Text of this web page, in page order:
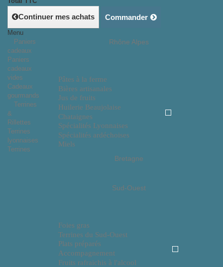
Continuer mes achats Commander
Rhône Alpes
Pâtes à la ferme
Bières artisanales
Jus de fruits
Huilerie Beaujolaise
Chataignes
Spécialités Lyonnaises
Spécialités ardéchoises
Miels
Bretagne
Sud-Ouest
Foies gras
Terrines du Sud-Ouest
Plats préparés
Accompagnement
Fruits rafraichis à l'alcool
Menu
Paniers
cadeaux
Paniers
cadeaux
vides
Cadeaux
gourmands
Terrines
&
Rillettes
Terrines
lyonnaises
Terrines